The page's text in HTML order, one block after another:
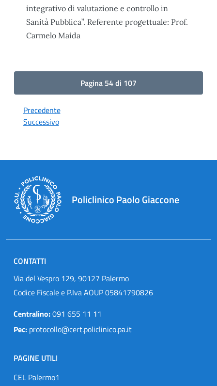
integrativo di valutazione e controllo in
Sanità Pubblica”. Referente progettuale: Prof.
Carmelo Maida
Pagina 54 di 107
Precedente
Successivo
Policlinico Paolo Giaccone
CONTATTI
Via del Vespro 129, 90127 Palermo
Codice Fiscale e P.Iva AOUP 05841790826
Centralino:091 655 11 11
Pec: protocollo@cert.policlinico.pa.it
PAGINE UTILI
CEL Palermo1